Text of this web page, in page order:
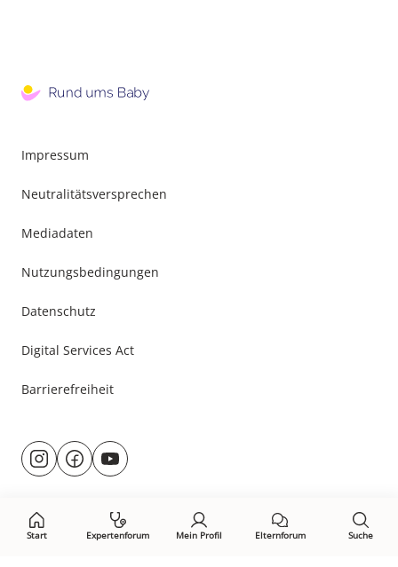
Start Expertenforum Mein Profil Elternforum Suche
Impressum
Neutralitätsversprechen
Mediadaten
Nutzungsbedingungen
Datenschutz
Digital Services Act
Barrierefreiheit
Besuche
uns@rund.ums.baby
facebook.com/rundumsbaby.de
youtube.com/@rundumsbaby_